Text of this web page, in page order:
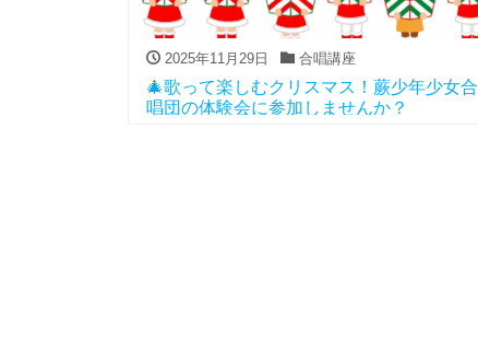
2025年11月29日 合唱講座
🎄歌って楽しむクリスマス！蕨少年少女合
唱団の体験会に参加しませんか？